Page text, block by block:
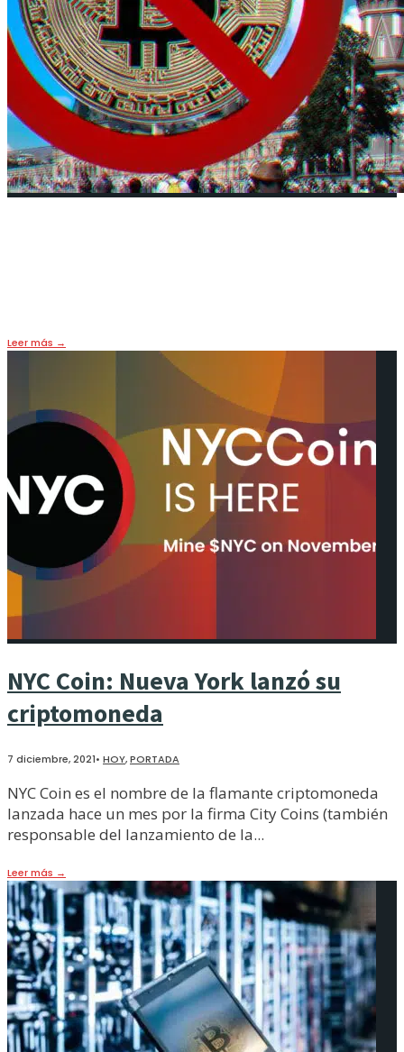
Leer más →
NYC Coin: Nueva York lanzó su
criptomoneda
7 diciembre, 2021• HOY,PORTADA
NYC Coin es el nombre de la flamante criptomoneda
lanzada hace un mes por la firma City Coins (también
responsable del lanzamiento de la...
Leer más →